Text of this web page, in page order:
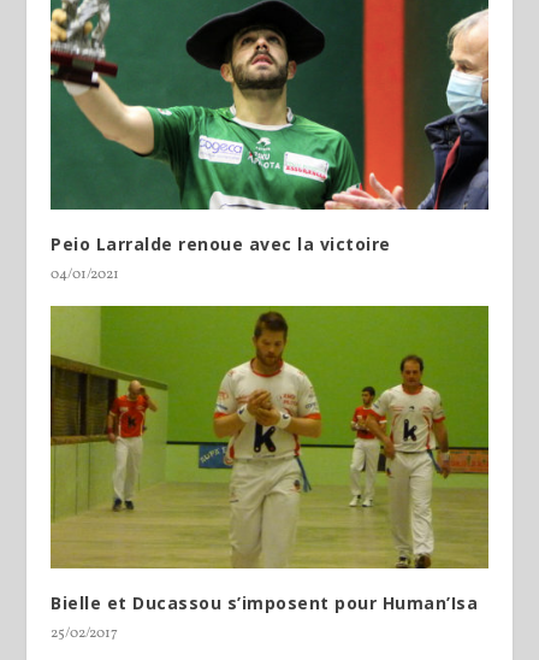
Peio Larralde renoue avec la victoire
04/01/2021
Bielle et Ducassou s’imposent pour Human’Isa
25/02/2017